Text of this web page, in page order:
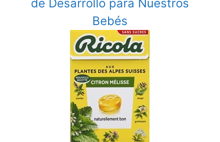
de Desarrollo para Nuestros
Bebés